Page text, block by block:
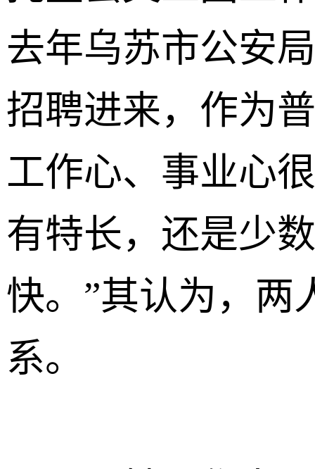
去年乌苏市公安
招聘进来，作为
工作心、事业心
有特长，还是少
快。”其认为，两
系。